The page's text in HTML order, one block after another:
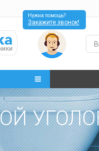
Нужна помощь?
Закажите звонок!
УГОЛОК